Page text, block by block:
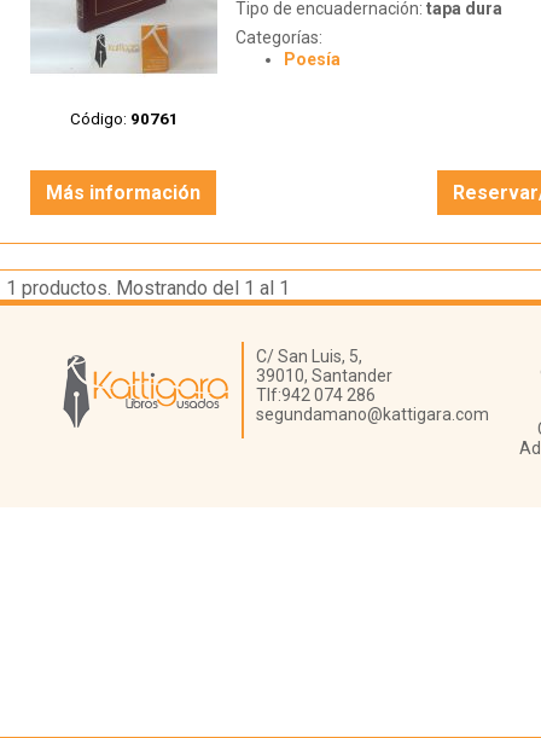
Código: 90761
Tipo de encuadernación: tapa dura
Categorías:
Poesía
Más información
1 productos. Mostrando del 1 al 1
Librería Kattigara
C/ San Luis, 5,
39010, Santander
Tlf:942 074 286
segundamano@kattigara.com